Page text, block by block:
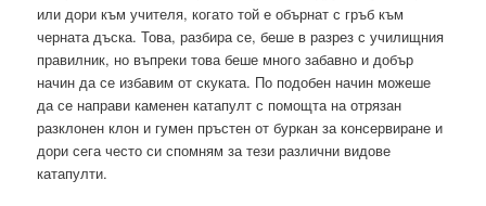
или дори към учителя, когато той е обърнат с гръб към
черната дъска. Това, разбира се, беше в разрез с училищния
правилник, но въпреки това беше много забавно и добър
начин да се избавим от скуката. По подобен начин можеше
да се направи каменен катапулт с помощта на отрязан
разклонен клон и гумен пръстен от буркан за консервиране и
дори сега често си спомням за тези различни видове
катапулти.